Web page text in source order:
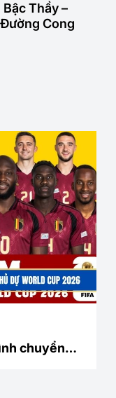
Thầy –
Cong
chuyển